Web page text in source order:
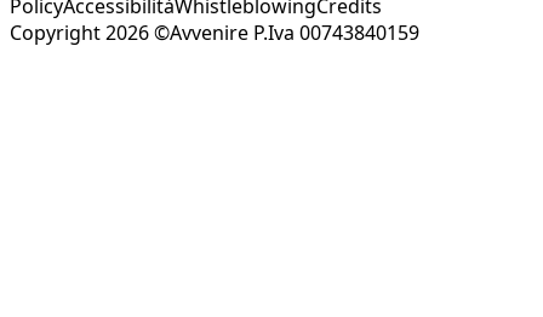
PolicyAccessibilitàWhistleblowingCredits
Copyright 2026 ©Avvenire P.Iva 00743840159